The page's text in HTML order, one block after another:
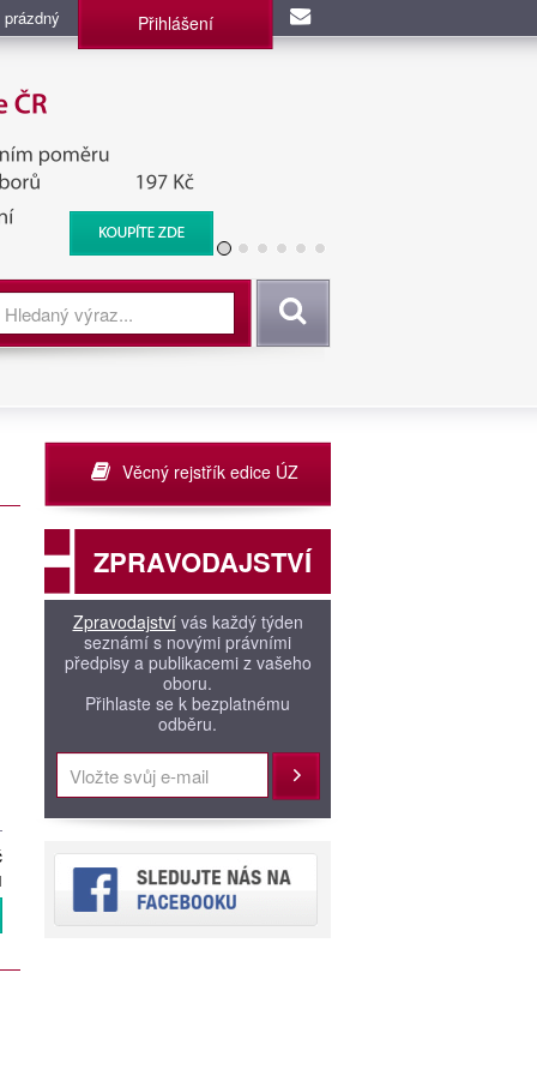
Přihlášení
Vyhledat
Věcný rejstřík edice ÚZ
ZPRAVODAJSTVÍ
Zpravodajstvívás každý týden
seznámí s novými právními
předpisy a publikacemi z vašeho
oboru.
Přihlaste se k bezplatnému
odběru.
Přihlásit